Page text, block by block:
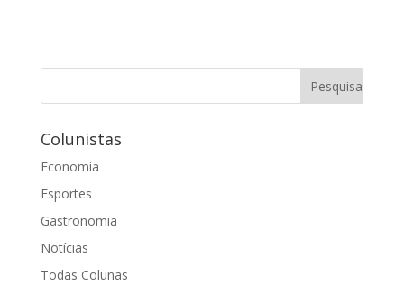
Colunistas
Economia
Esportes
Gastronomia
Notícias
Todas Colunas